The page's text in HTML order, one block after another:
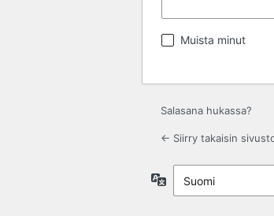
Muista minut
Salasana hukassa?
← Siirry takaisin
Kieli